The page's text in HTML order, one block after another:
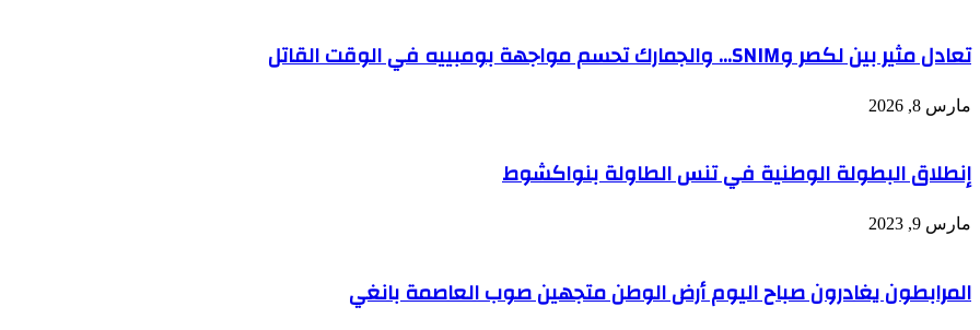
تعادل مثير بين لكصر وSNIM… والجمارك تحسم مواجهة بومبييه في الوقت القاتل
مارس 8, 2026
إنطلاق البطولة الوطنية في تنس الطاولة بنواكشوط
مارس 9, 2023
المرابطون يغادرون صباح اليوم أرض الوطن متجهين صوب العاصمة بانغي